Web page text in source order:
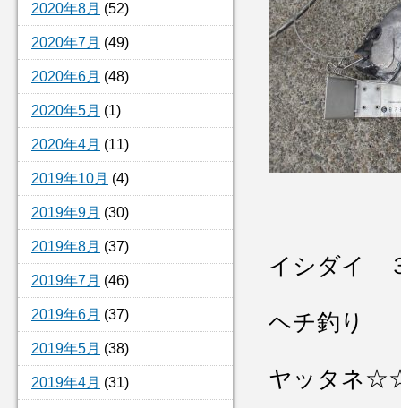
2020年8月 (52)
2020年7月 (49)
2020年6月 (48)
2020年5月 (1)
2020年4月 (11)
2019年10月 (4)
2019年9月 (30)
2019年8月 (37)
2019年7月 (46)
2019年6月 (37)
2019年5月 (38)
2019年4月 (31)
イシダイ
ヘチ釣り
ヤッタネ